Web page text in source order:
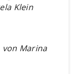
Klein
von Marina